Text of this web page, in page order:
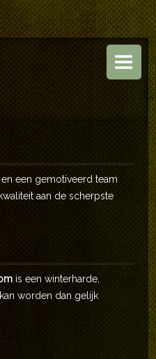
een gemotiveerd team
aan de scherpste
is een winterharde,
worden dan gelijk